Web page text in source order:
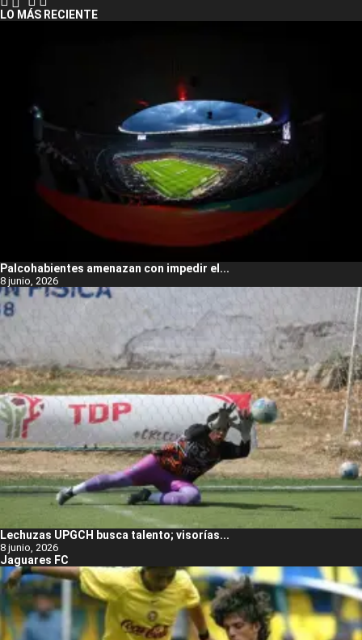
LO MÁS RECIENTE
Palcohabientes amenazan con impedir el...
8 junio, 2026
Lechuzas UPGCH busca talento; visorías...
8 junio, 2026
Jaguares FC